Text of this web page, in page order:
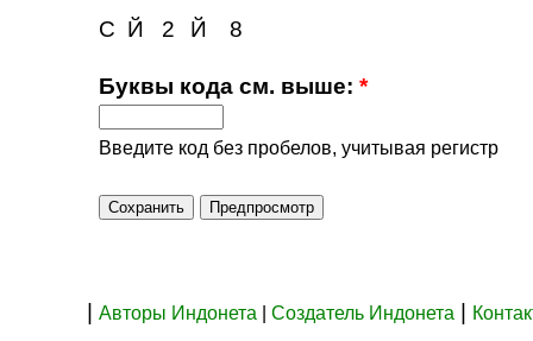
С
8
2 Й
Й
Буквы кода см. выше: *
Введите код без пробелов, учитывая регистр
Авторы Индонета Создатель Индонета|